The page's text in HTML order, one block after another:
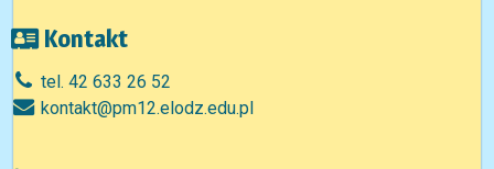
Kontakt
tel. 42 633 26 52
kontakt@pm12.elodz.edu.pl